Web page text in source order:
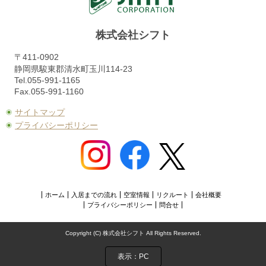
株式会社シフト
〒411-0902
静岡県駿東郡清水町玉川114-23
Tel.055-991-1165
Fax.055-991-1160
サイトマップ
プライバシーポリシー
ホーム 入居までの流れ 空室情報 リクルート
会社概要
プライバシーポリシー
問合せ
Copyright (C) 株式会社シフト All Rights Reserved.
表示：PC